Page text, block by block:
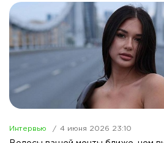
Интервью 4 июня 2026 23:10